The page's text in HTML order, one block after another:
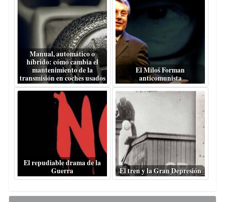
Manual, automático o
híbrido: cómo cambia el
mantenimiento de la
transmisión en coches usados
El Miloš Forman
anticomunista
El repudiable drama de la
Guerra
El tren y la Gran Depresión